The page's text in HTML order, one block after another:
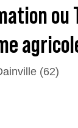
ou
(62)